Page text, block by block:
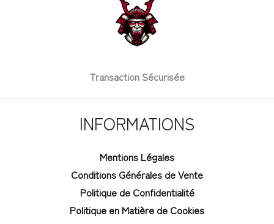
Transaction Sécurisée
INFORMATIONS
Mentions Légales
Conditions Générales de Vente
Politique de Confidentialité
Politique en Matière de Cookies